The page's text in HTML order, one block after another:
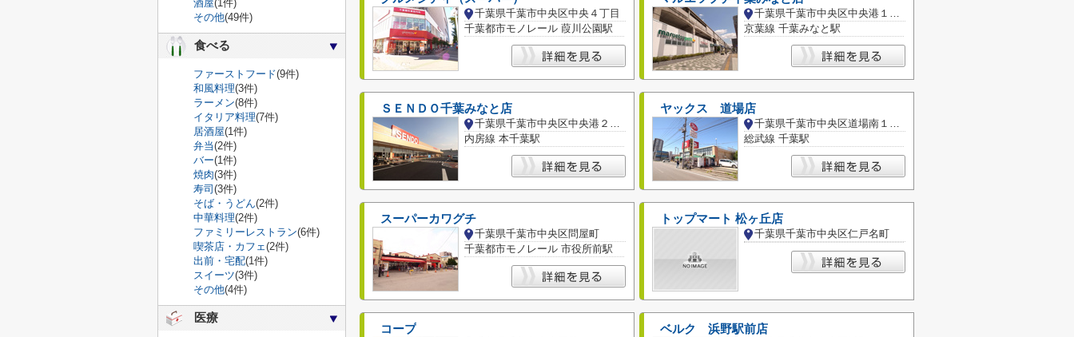
千葉県千葉市中央区中央４丁目
千葉都市モノレール 葭川公園駅
千葉県千葉市中央区中央港１丁目
京葉線 千葉みなと駅
ＳＥＮＤＯ千葉みなと店
千葉県千葉市中央区中央港２丁目
内房線 本千葉駅
ヤックス 道場店
千葉県千葉市中央区道場南１丁目
総武線 千葉駅
スーパーカワグチ
千葉県千葉市中央区問屋町
千葉都市モノレール 市役所前駅
トップマート 松ヶ丘店
千葉県千葉市中央区仁戸名町
コープ ベルク 浜野駅前店
酒屋(1件)
その他(49件)
食べる
ファーストフード(9件)
和風料理(3件)
ラーメン(8件)
イタリア料理(7件)
居酒屋(1件)
弁当(2件)
バー(1件)
焼肉(3件)
寿司 (3件)
そば・うどん(2件)
中華料理(2件)
ファミリーレストラン(6件)
喫茶店・カフェ(2件)
出前・宅配(1件)
スイーツ(3件)
その他(4件)
医療